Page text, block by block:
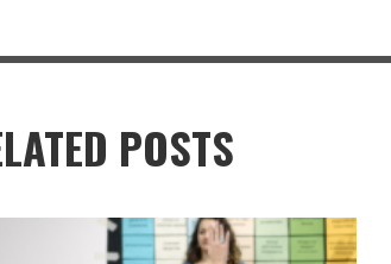
POSTS